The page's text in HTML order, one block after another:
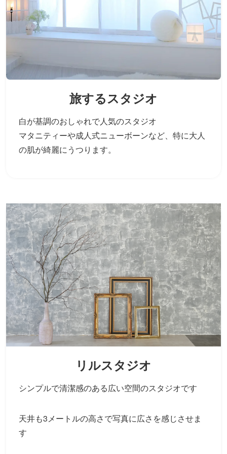
旅するスタジオ
白が基調のおしゃれで人気のスタジオ
マタニティーや成人式ニューボーンなど、 特に大人
の肌が綺麗にうつります。
リルスタジオ
シンプルで清潔感のある広い空間のスタジオです
天井も3メートルの高さで写真に広さを感じさせま
す